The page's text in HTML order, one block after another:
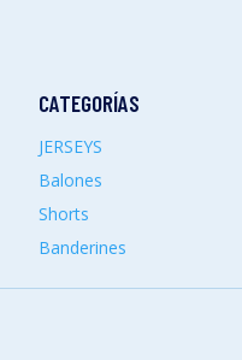
CATEGORÍAS
JERSEYS
Balones
Shorts
Banderines